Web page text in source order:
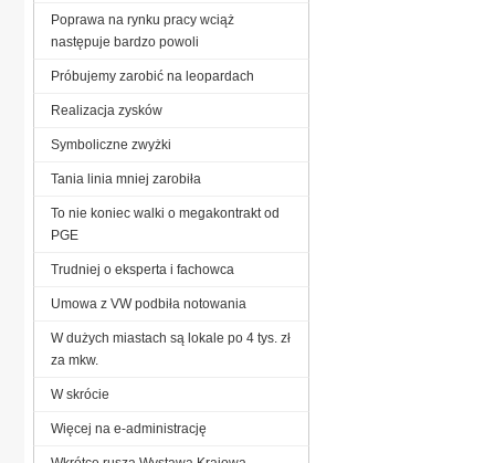
Poprawa na rynku pracy wciąż
następuje bardzo powoli
Próbujemy zarobić na leopardach
Realizacja zysków
Symboliczne zwyżki
Tania linia mniej zarobiła
To nie koniec walki o megakontrakt od
PGE
Trudniej o eksperta i fachowca
Umowa z VW podbiła notowania
W dużych miastach są lokale po 4 tys. zł
za mkw.
W skrócie
Więcej na e-administrację